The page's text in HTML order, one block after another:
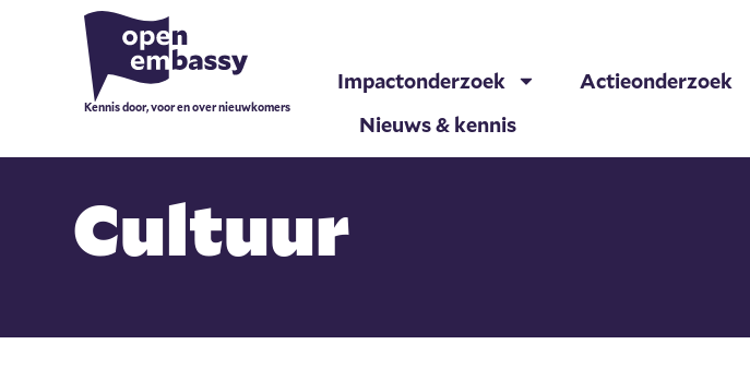
Kennis door, voor en over nieuwkomers
Impactonderzoek Actieonderzoek
Nieuws & kennis
Cultuur